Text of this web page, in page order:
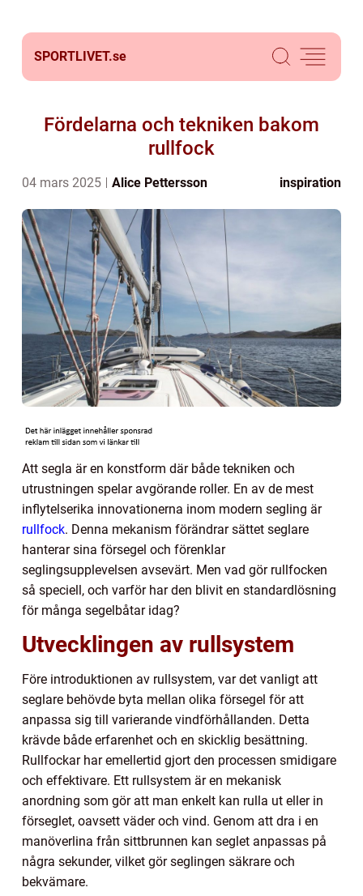
SPORTLIVET.se
Fördelarna och tekniken bakom
rullfock
04 mars 2025 Alice Pettersson inspiration
Att segla är en konstform där både tekniken och
utrustningen spelar avgörande roller. En av de mest
inflytelserika innovationerna inom modern segling är
rullfock. Denna mekanism förändrar sättet seglare
hanterar sina försegel och förenklar
seglingsupplevelsen avsevärt. Men vad gör rullfocken
så speciell, och varför har den blivit en standardlösning
för många segelbåtar idag?
Utvecklingen av rullsystem
Före introduktionen av rullsystem, var det vanligt att
seglare behövde byta mellan olika försegel för att
anpassa sig till varierande vindförhållanden. Detta
krävde både erfarenhet och en skicklig besättning.
Rullfockar har emellertid gjort den processen smidigare
och effektivare. Ett rullsystem är en mekanisk
anordning som gör att man enkelt kan rulla ut eller in
förseglet, oavsett väder och vind. Genom att dra i en
manöverlina från sittbrunnen kan seglet anpassas på
några sekunder, vilket gör seglingen säkrare och
bekvämare.